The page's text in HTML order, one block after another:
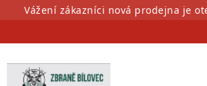
PřejítVážení zákazníci nová prodejna je